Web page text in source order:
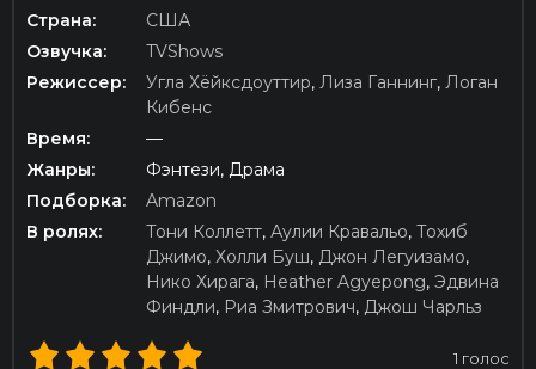
Страна:
США
Озвучка:
TVShows
Режиссер:
Угла Хёйксдоуттир, Лиза Ганнинг, Логан
Кибенс
Время:
—
Жанры:
Фэнтези, Драма
Подборка:
Amazon
В ролях:
Тони Коллетт, Аулии Кравальо, Тохиб
Джимо, Холли Буш, Джон Легуизамо,
Нико Хирага, Heather Agyepong, Эдвина
Финдли, Риа Змитрович, Джош Чарльз
1 голос